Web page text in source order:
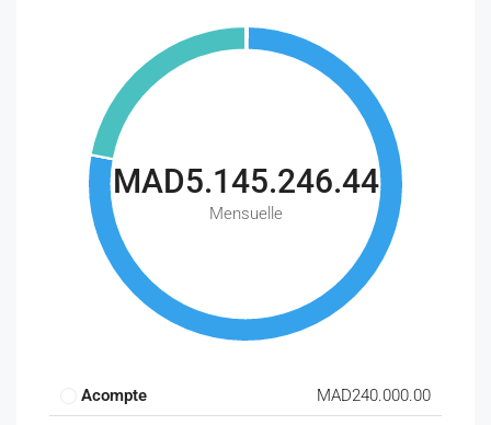
MAD5.145.246.44
Mensuelle
Acompte MAD240.000.00